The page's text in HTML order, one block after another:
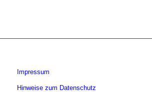
Impressum
Hinweise zum Datenschutz